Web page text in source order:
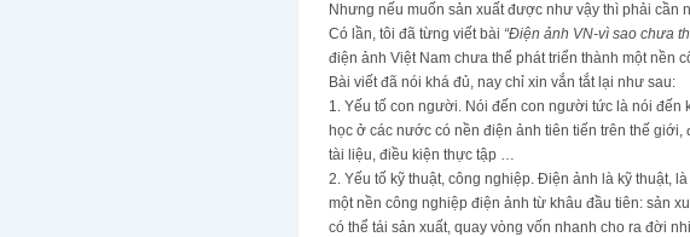
Nhưng nếu muốn sản xuất được như vậy thì phải cần
Có lần, tôi đã từng viết bài “Điện ảnh VN-vì sao chưa
điện ảnh Việt Nam chưa thể phát triển thành một nền
Bài viết đã nói khá đủ, nay chỉ xin vắn tắt lại như sau:
1. Yếu tố con người. Nói đến con người tức là nói
học ở các nước có nền điện ảnh tiên tiến trên thế
tài liệu, điều kiện thực tập …
2. Yếu tố kỹ thuật, công nghiệp. Điện ảnh là kỹ thuật,
một nền công nghiệp điện ảnh từ khâu đầu tiên: sản
có thể tái sản xuất, quay vòng vốn nhanh cho ra đời